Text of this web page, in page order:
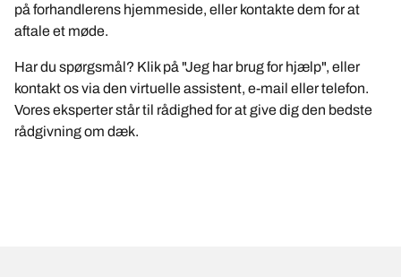
på forhandlerens hjemmeside, eller kontakte dem for at
aftale et møde.
Har du spørgsmål? Klik på "Jeg har brug for hjælp", eller
kontakt os via den virtuelle assistent, e-mail eller telefon.
Vores eksperter står til rådighed for at give dig den bedste
rådgivning om dæk.